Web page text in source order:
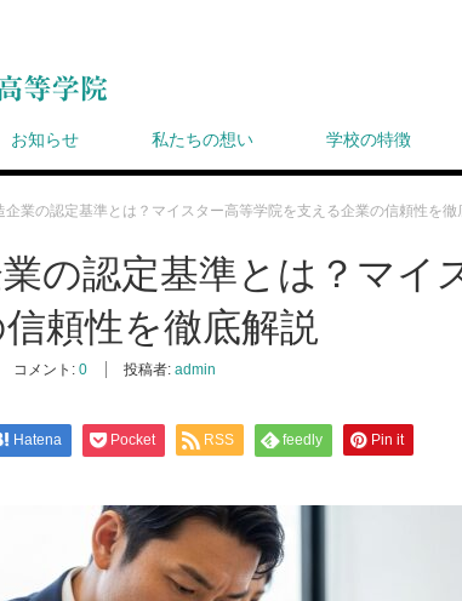
お知らせ 私たちの想い 学校の特徴
企業の認定基準とは？マイスター高等学院を支える企業の信頼性を徹
の認定基準とは？マイ
頼性を徹底解説
コメント: 0 投稿者: admin
Hatena Pocket RSS feedly Pin it